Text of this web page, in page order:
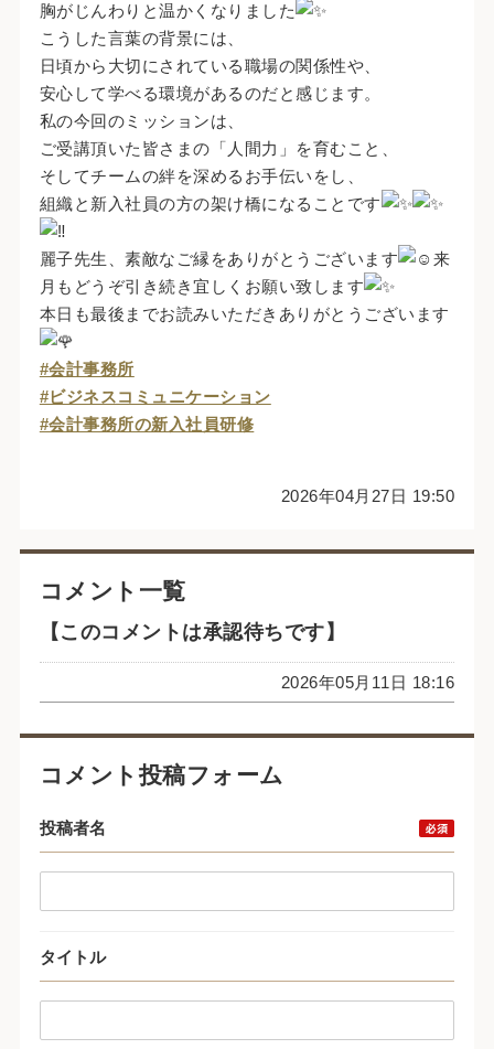
胸がじんわりと温かくなりました
こうした言葉の背景には、
日頃から大切にされている職場の関係性や、
安心して学べる環境があるのだと感じます。
私の今回のミッションは、
ご受講頂いた皆さまの「人間力」を育むこと、
そしてチームの絆を深めるお手伝いをし、
組織と新入社員の方の架け橋になることです
麗子先生、素敵なご縁をありがとうございます
来
月もどうぞ引き続き宜しくお願い致します
本日も最後までお読みいただきありがとうございます
#会計事務所
#ビジネスコミュニケーション
#会計事務所の新入社員研修
2026年04月27日 19:50
コメント一覧
【このコメントは承認待ちです】
2026年05月11日 18:16
コメント投稿フォーム
投稿者名
タイトル